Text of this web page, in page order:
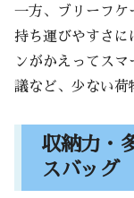
一方、ブリーフケ
持ち運びやすさに
ンがかえってス
議など、少ない荷
収納力・
スバッグ